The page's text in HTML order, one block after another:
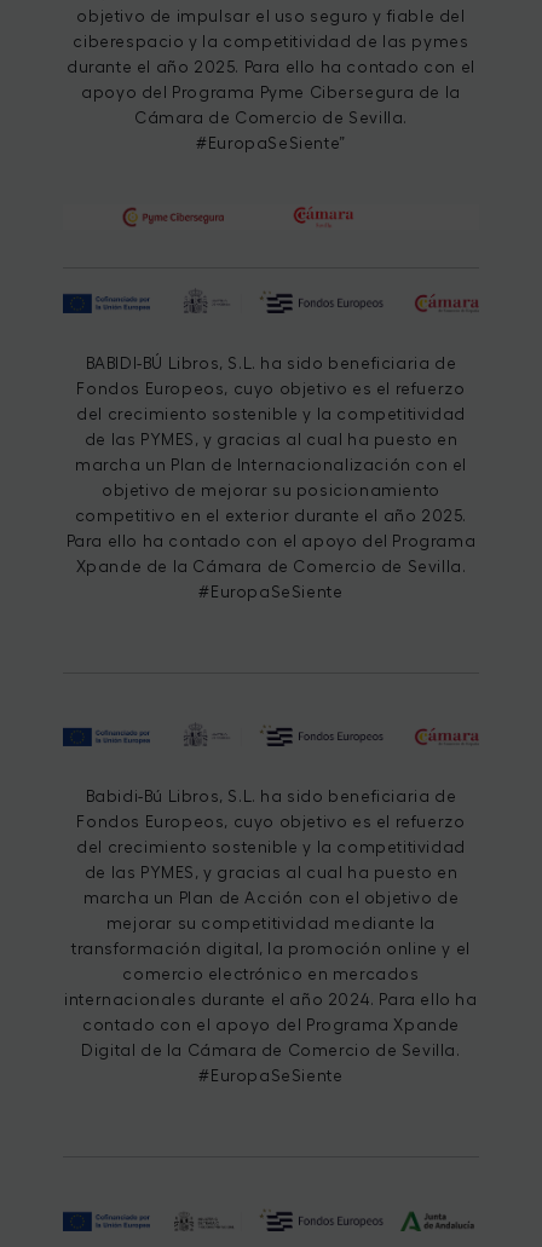
objetivo de impulsar el uso seguro y fiable del
ciberespacio y la competitividad de las pymes
durante el año 2025. Para ello ha contado con el
apoyo del Programa Pyme Cibersegura de la
Cámara de Comercio de Sevilla.
#EuropaSeSiente”
BABIDI-BÚ Libros, S.L. ha sido beneficiaria de
Fondos Europeos, cuyo objetivo es el refuerzo
del crecimiento sostenible y la competitividad
de las PYMES, y gracias al cual ha puesto en
marcha un Plan de Internacionalización con el
objetivo de mejorar su posicionamiento
competitivo en el exterior durante el año 2025.
Para ello ha contado con el apoyo del Programa
Xpande de la Cámara de Comercio de Sevilla.
#EuropaSeSiente
Babidi-Bú Libros, S.L. ha sido beneficiaria de
Fondos Europeos, cuyo objetivo es el refuerzo
del crecimiento sostenible y la competitividad
de las PYMES, y gracias al cual ha puesto en
marcha un Plan de Acción con el objetivo de
mejorar su competitividad mediante la
transformación digital, la promoción online y el
comercio electrónico en mercados
internacionales durante el año 2024. Para ello ha
contado con el apoyo del Programa Xpande
Digital de la Cámara de Comercio de Sevilla.
#EuropaSeSiente